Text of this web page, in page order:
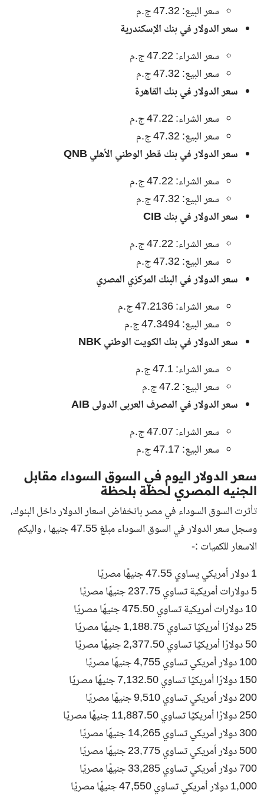
سعر البيع: 47.32 ج.م
سعر الدولار في بنك الإسكندرية
سعر الشراء: 47.22 ج.م
سعر البيع: 47.32 ج.م
سعر الدولار في بنك القاهرة
سعر الشراء: 47.22 ج.م
سعر البيع: 47.32 ج.م
سعر الدولار في بنك قطر الوطني الأهلي QNB
سعر الشراء: 47.22 ج.م
سعر البيع: 47.32 ج.م
سعر الدولار في بنك CIB
سعر الشراء: 47.22 ج.م
سعر البيع: 47.32 ج.م
سعر الدولار في البنك المركزي المصري
سعر الشراء: 47.2136 ج.م
سعر البيع: 47.3494 ج.م
سعر الدولار في بنك الكويت الوطني NBK
سعر الشراء: 47.1 ج.م
سعر البيع: 47.2 ج.م
سعر الدولار في المصرف العربى الدولى AIB
سعر الشراء: 47.07 ج.م
سعر البيع: 47.17 ج.م
سعر الدولار اليوم في السوق السوداء مقابل
الجنيه المصري لحظة بلحظة
تأثرت السوق السوداء في مصر بانخفاض اسعار الدولار داخل البنوك،
وسجل سعر الدولار في السوق السوداء مبلغ 47.55 جنيها ، واليكم
الاسعار للكميات :-
1 دولار أمريكي يساوي 47.55 جنيهًا مصريًا
5 دولارات أمريكية تساوي 237.75 جنيهًا مصريًا
10 دولارات أمريكية تساوي 475.50 جنيهًا مصريًا
25 دولارًا أمريكيًا تساوي 1,188.75 جنيهًا مصريًا
50 دولارًا أمريكيًا تساوي 2,377.50 جنيهًا مصريًا
100 دولار أمريكي تساوي 4,755 جنيهًا مصريًا
150 دولارًا أمريكيًا تساوي 7,132.50 جنيهًا مصريًا
200 دولار أمريكي تساوي 9,510 جنيهًا مصريًا
250 دولارًا أمريكيًا تساوي 11,887.50 جنيهًا مصريًا
300 دولار أمريكي تساوي 14,265 جنيهًا مصريًا
500 دولار أمريكي تساوي 23,775 جنيهًا مصريًا
700 دولار أمريكي تساوي 33,285 جنيهًا مصريًا
1,000 دولار أمريكي تساوي 47,550 جنيهًا مصريًا